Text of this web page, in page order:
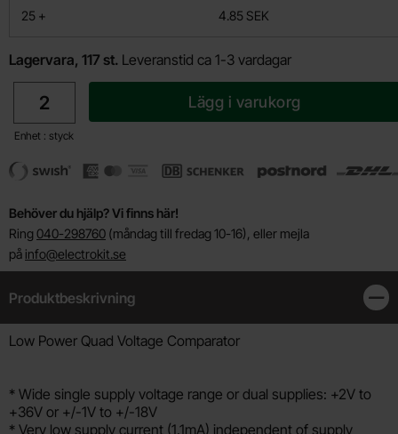
25 +
till 4.85 SEK
Lagervara, 117 st. Leveranstid ca 1-3 vardagar
Enhet : styck
Lägg i varukorg
Behöver du hjälp? Vi finns här!
Ring 040-298760 (måndag till fredag 10-16), eller mejla
på info@electrokit.se
Produktbeskrivning
Produktbeskrivning
Low Power Quad Voltage Comparator
* Wide single supply voltage range or dual supplies: +2V to
+36V or +/-1V to +/-18V
* Very low supply current (1.1mA) independent of supply